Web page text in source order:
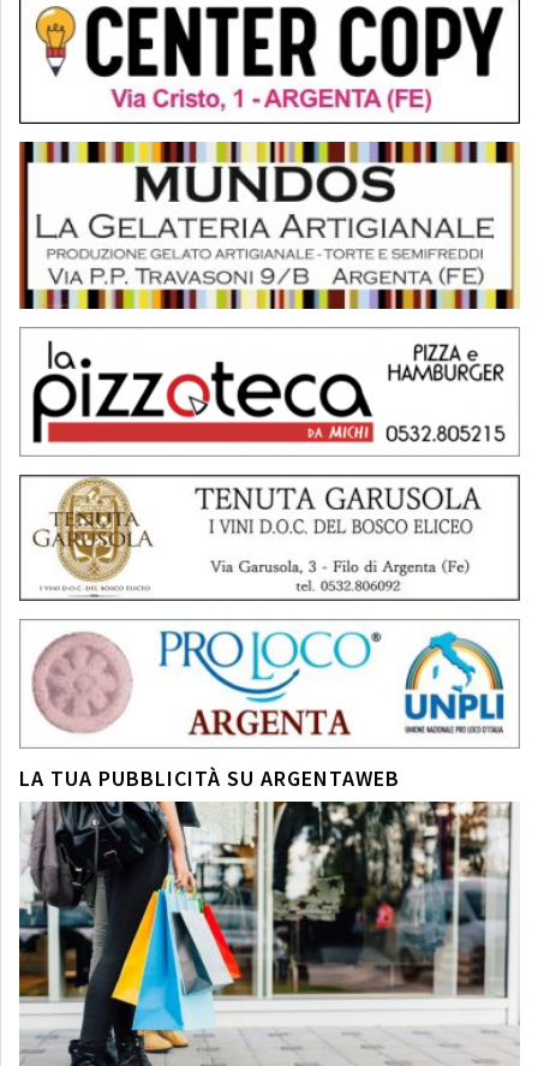
LA TUA PUBBLICITÀ SU ARGENTAWEB